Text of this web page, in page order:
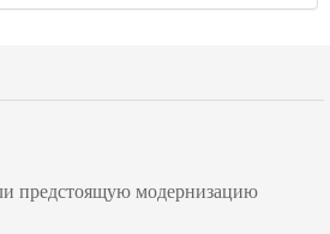
предстоящую модернизацию